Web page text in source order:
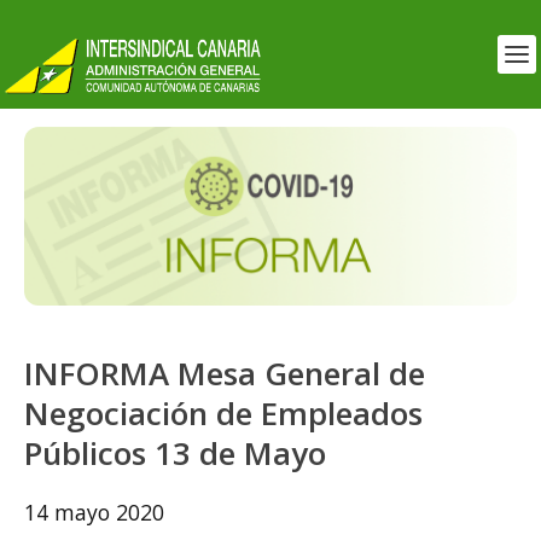
INFORMA Mesa General de
Negociación de Empleados
Públicos 13 de Mayo
14 mayo 2020